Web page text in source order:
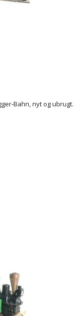
Bahn, nyt og ubrugt.